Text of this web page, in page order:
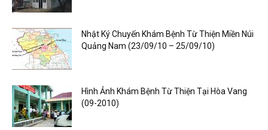
Nhật Ký Chuyến Khám Bệnh Từ Thiện Miền Núi
Quảng Nam (23/09/10 – 25/09/10)
Hình Ảnh Khám Bệnh Từ Thiện Tại Hòa Vang
(09-2010)